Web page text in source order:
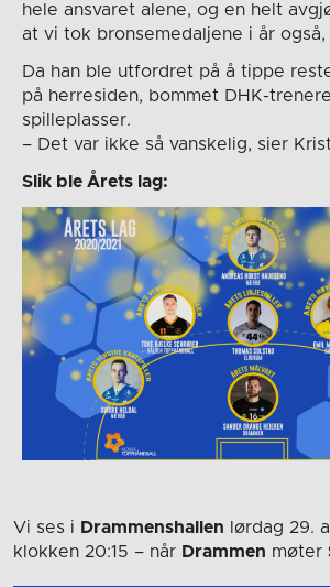
hele ansvaret alene, og en helt
at vi tok bronsemedaljene i år også,
Da han ble utfordret på å tippe
på herresiden, bommet DHK-
spilleplasser.
– Det var ikke så vanskelig, sier
Slik ble Årets lag:
Vi ses i Drammenshallen lørdag 29.
klokken 20:15 – når Drammen møter